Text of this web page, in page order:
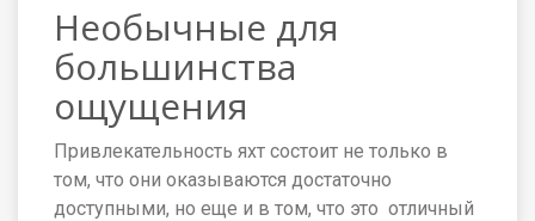
Необычные для
большинства
ощущения
Привлекательность яхт состоит не только в
том, что они оказываются достаточно
доступными, но еще и в том, что это отличный